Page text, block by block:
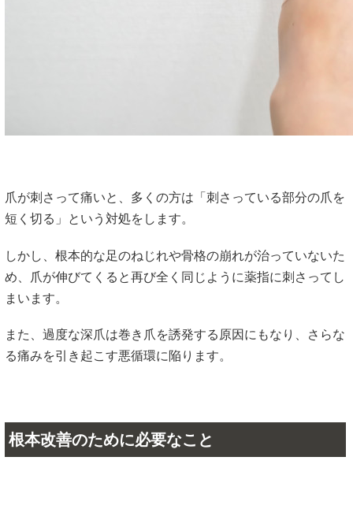
爪が刺さって痛いと、多くの方は「刺さっている部分の爪を
短く切る」という対処をします。
しかし、根本的な足のねじれや骨格の崩れが治っていないた
め、爪が伸びてくると再び全く同じように薬指に刺さってし
まいます。
また、過度な深爪は巻き爪を誘発する原因にもなり、さらな
る痛みを引き起こす悪循環に陥ります。
根本改善のために必要なこと